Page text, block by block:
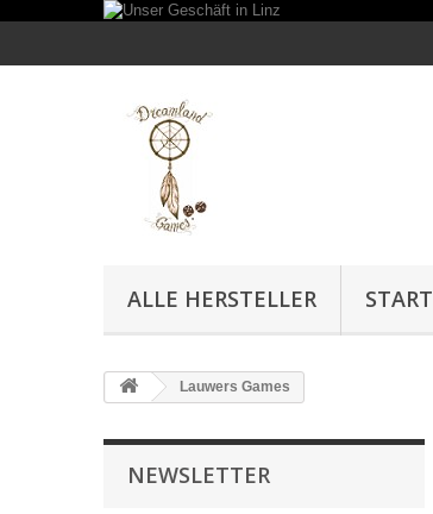
ALLE HERSTELLER START
Lauwers Games
NEWSLETTER